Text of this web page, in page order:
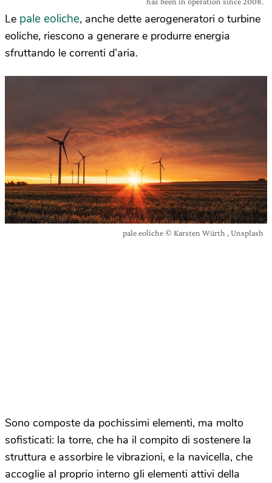
Le pale eoliche, anche dette aerogeneratori o turbine
eoliche, riescono a generare e produrre energia
sfruttando le correnti d’aria.
pale eoliche © Karsten Würth , Unsplash
Sono composte da pochissimi elementi, ma molto
sofisticati: la torre, che ha il compito di sostenere la
struttura e assorbire le vibrazioni, e la navicella, che
accoglie al proprio interno gli elementi attivi della